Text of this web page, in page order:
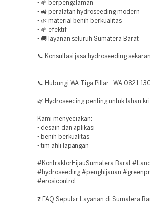
- 🌱 berpengalaman
- 🚜 peralatan hydroseeding modern
- 🌿 material benih berkualitas
- 🌱 efektif
- 🚚 layanan seluruh Sumatera Barat
📞 Konsultasi jasa hydroseeding
📞 Hubungi WA Tiga Pillar : WA 0821
🌿 Hydroseeding penting untuk lahan
Kami menyediakan:
- desain dan aplikasi
- benih berkualitas
- tim ahli lapangan
#KontraktorHijauSumatera Barat
#hydroseeding #penghijauan
#erosicontrol
❓ FAQ Seputar Layanan di Sumatera